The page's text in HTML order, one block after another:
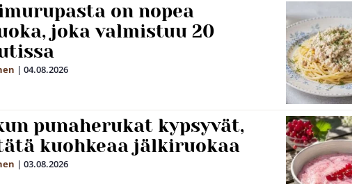
on nopea
joka valmistuu 20
| 04.08.2026
punaherukat kypsyvät,
kuohkeaa jälkiruokaa
| 03.08.2026